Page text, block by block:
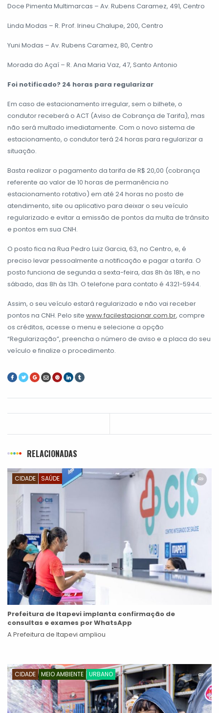
Doce Pimenta Multimarcas – Av. Rubens Caramez, 491, Centro
Linda Modas – R. Prof. Irineu Chalupe, 200, Centro
Yuni Modas – Av. Rubens Caramez, 80, Centro
Morada do Açaí – R. Ana Maria Vaz, 47, Santo Antonio
Foi notificado? 24 horas para regularizar
Em caso de estacionamento irregular, sem o bilhete, o
condutor receberá o ACT (Aviso de Cobrança de Tarifa), mas
não será multado imediatamente. Com o novo sistema de
estacionamento, o condutor terá 24 horas para regularizar a
situação.
Basta realizar o pagamento da tarifa de R$ 20,00 (cobrança
referente ao valor de 10 horas de permanência no
estacionamento rotativo) em até 24 horas no posto de
atendimento, site ou aplicativo para deixar o seu veículo
regularizado e evitar a emissão de pontos da multa de trânsito
e pontos em sua CNH.
O posto fica na Rua Pedro Luiz Garcia, 63, no Centro, e, é
preciso levar pessoalmente a notificação e pagar a tarifa. O
posto funciona de segunda a sexta-feira, das 8h às 18h, e no
sábado, das 8h às 13h. O telefone para contato é 4321-5944.
Assim, o seu veículo estará regularizado e não vai receber
pontos na CNH. Pelo site www.facilestacionar.com.br, compre
os créditos, acesse o menu e selecione a opção
“Regularização”, preencha o número de aviso e a placa do seu
veículo e finalize o procedimento.
RELACIONADAS
CIDADE SAÚDE
Prefeitura de Itapevi implanta confirmação de
consultas e exames por WhatsApp
A Prefeitura de Itapevi ampliou
CIDADE MEIO AMBIENTE URBANO